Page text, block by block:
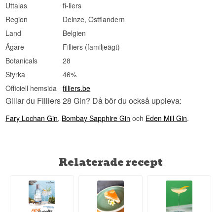
Uttalas
fi-liers
Region
Deinze, Ostflandern
Land
Belgien
Ägare
Filliers (familjeägt)
Botanicals
28
Styrka
46%
Officiell hemsida
filliers.be
Gillar du Filliers 28 Gin? Då bör du också uppleva:
Fary Lochan Gin, Bombay Sapphire Gin och Eden Mill Gin.
Relaterade recept